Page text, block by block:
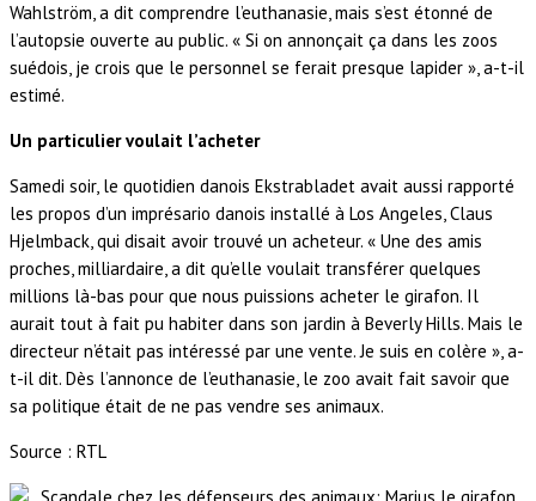
Wahlström, a dit comprendre l’euthanasie, mais s’est étonné de
l’autopsie ouverte au public. « Si on annonçait ça dans les zoos
suédois, je crois que le personnel se ferait presque lapider », a-t-il
estimé.
Un particulier voulait l’acheter
Samedi soir, le quotidien danois Ekstrabladet avait aussi rapporté
les propos d’un imprésario danois installé à Los Angeles, Claus
Hjelmback, qui disait avoir trouvé un acheteur. « Une des amis
proches, milliardaire, a dit qu’elle voulait transférer quelques
millions là-bas pour que nous puissions acheter le girafon. Il
aurait tout à fait pu habiter dans son jardin à Beverly Hills. Mais le
directeur n’était pas intéressé par une vente. Je suis en colère », a-
t-il dit. Dès l’annonce de l’euthanasie, le zoo avait fait savoir que
sa politique était de ne pas vendre ses animaux.
Source : RTL